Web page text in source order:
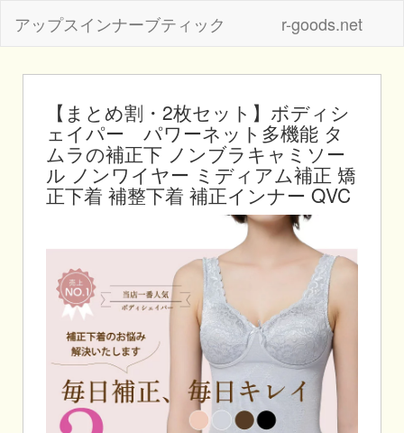
アップスインナーブティック r-goods.net
【まとめ割・2枚セット】ボディシ
ェイパー パワーネット多機能 タ
ムラの補正下 ノンブラキャミソー
ル ノンワイヤー ミディアム補正 矯
正下着 補整下着 補正インナー QVC